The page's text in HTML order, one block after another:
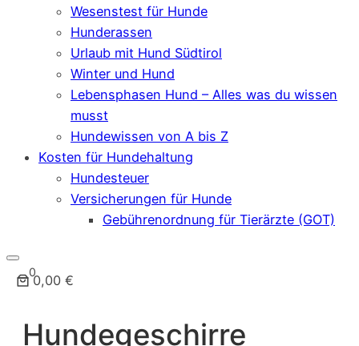
Wesenstest für Hunde
Hunderassen
Urlaub mit Hund Südtirol
Winter und Hund
Lebensphasen Hund – Alles was du wissen
musst
Hundewissen von A bis Z
Kosten für Hundehaltung
Hundesteuer
Versicherungen für Hunde
Gebührenordnung für Tierärzte (GOT)
0
0,00 €
Hundegeschirre